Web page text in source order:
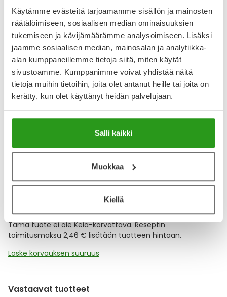
Käytämme evästeitä tarjoamamme sisällön ja mainosten
räätälöimiseen, sosiaalisen median ominaisuuksien
tukemiseen ja kävijämäärämme analysoimiseen. Lisäksi
jaamme sosiaalisen median, mainosalan ja analytiikka-
alan kumppaneillemme tietoja siitä, miten käytät
sivustoamme. Kumppanimme voivat yhdistää näitä
tietoja muihin tietoihin, joita olet antanut heille tai joita on
kerätty, kun olet käyttänyt heidän palvelujaan.
Salli kaikki
Muokkaa
Kiellä
Varaa reseptilääke apteekkiin, maksa apteekissa
Katso kaikki ESCITALOPRAM ACTAVIS-tuotteet
YA-muistuttaja
Muistuttajan avulla pidät huolen, että tilaat tarvitsemasi
tuotteet ajoissa, eivätkä ne lopu kesken.
Lisää tuote muistuttajaan
Lue lisää muistuttajasta
Kela-korvattavuus ja reseptin toimitusmaksu
Tämä tuote ei ole Kela-korvattava. Reseptin
toimitusmaksu 2,46 € lisätään tuotteen hintaan.
Laske korvauksen suuruus
Vastaavat tuotteet